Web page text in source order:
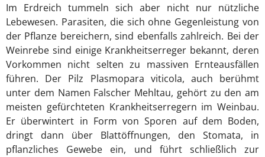
Im Erdreich tummeln sich aber nicht nur nützliche
Lebewesen. Parasiten, die sich ohne Gegenleistung von
der Pflanze bereichern, sind ebenfalls zahlreich. Bei der
Weinrebe sind einige Krankheitserreger bekannt, deren
Vorkommen nicht selten zu massiven Ernteausfällen
führen. Der Pilz Plasmopara viticola, auch berühmt
unter dem Namen Falscher Mehltau, gehört zu den am
meisten gefürchteten Krankheitserregern im Weinbau.
Er überwintert in Form von Sporen auf dem Boden,
dringt dann über Blattöffnungen, den Stomata, in
pflanzliches Gewebe ein, und führt schließlich zur